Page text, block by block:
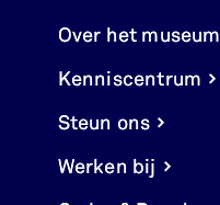
Over het museum
Kenniscentrum
Steun ons
Werken bij